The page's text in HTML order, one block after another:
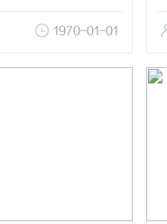
1970-01-01